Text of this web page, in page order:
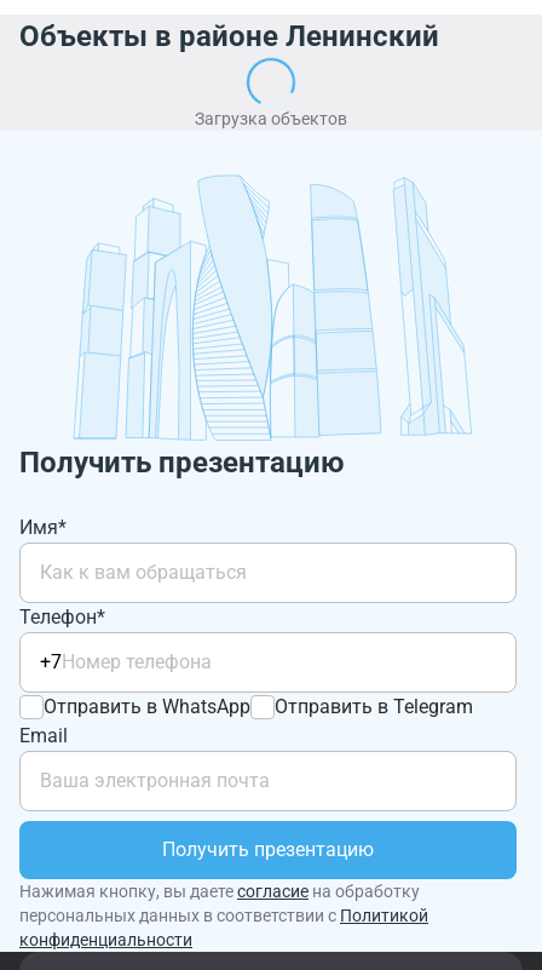
Объекты в районе Ленинский
Загрузка объектов
Получить презентацию
Имя*
Телефон*
+7
Отправить в WhatsApp
Отправить в Telegram
Email
Получить презентацию
Нажимая кнопку, вы даетесогласие на обработку
персональных данных в соответствии с Политикой
конфиденциальности